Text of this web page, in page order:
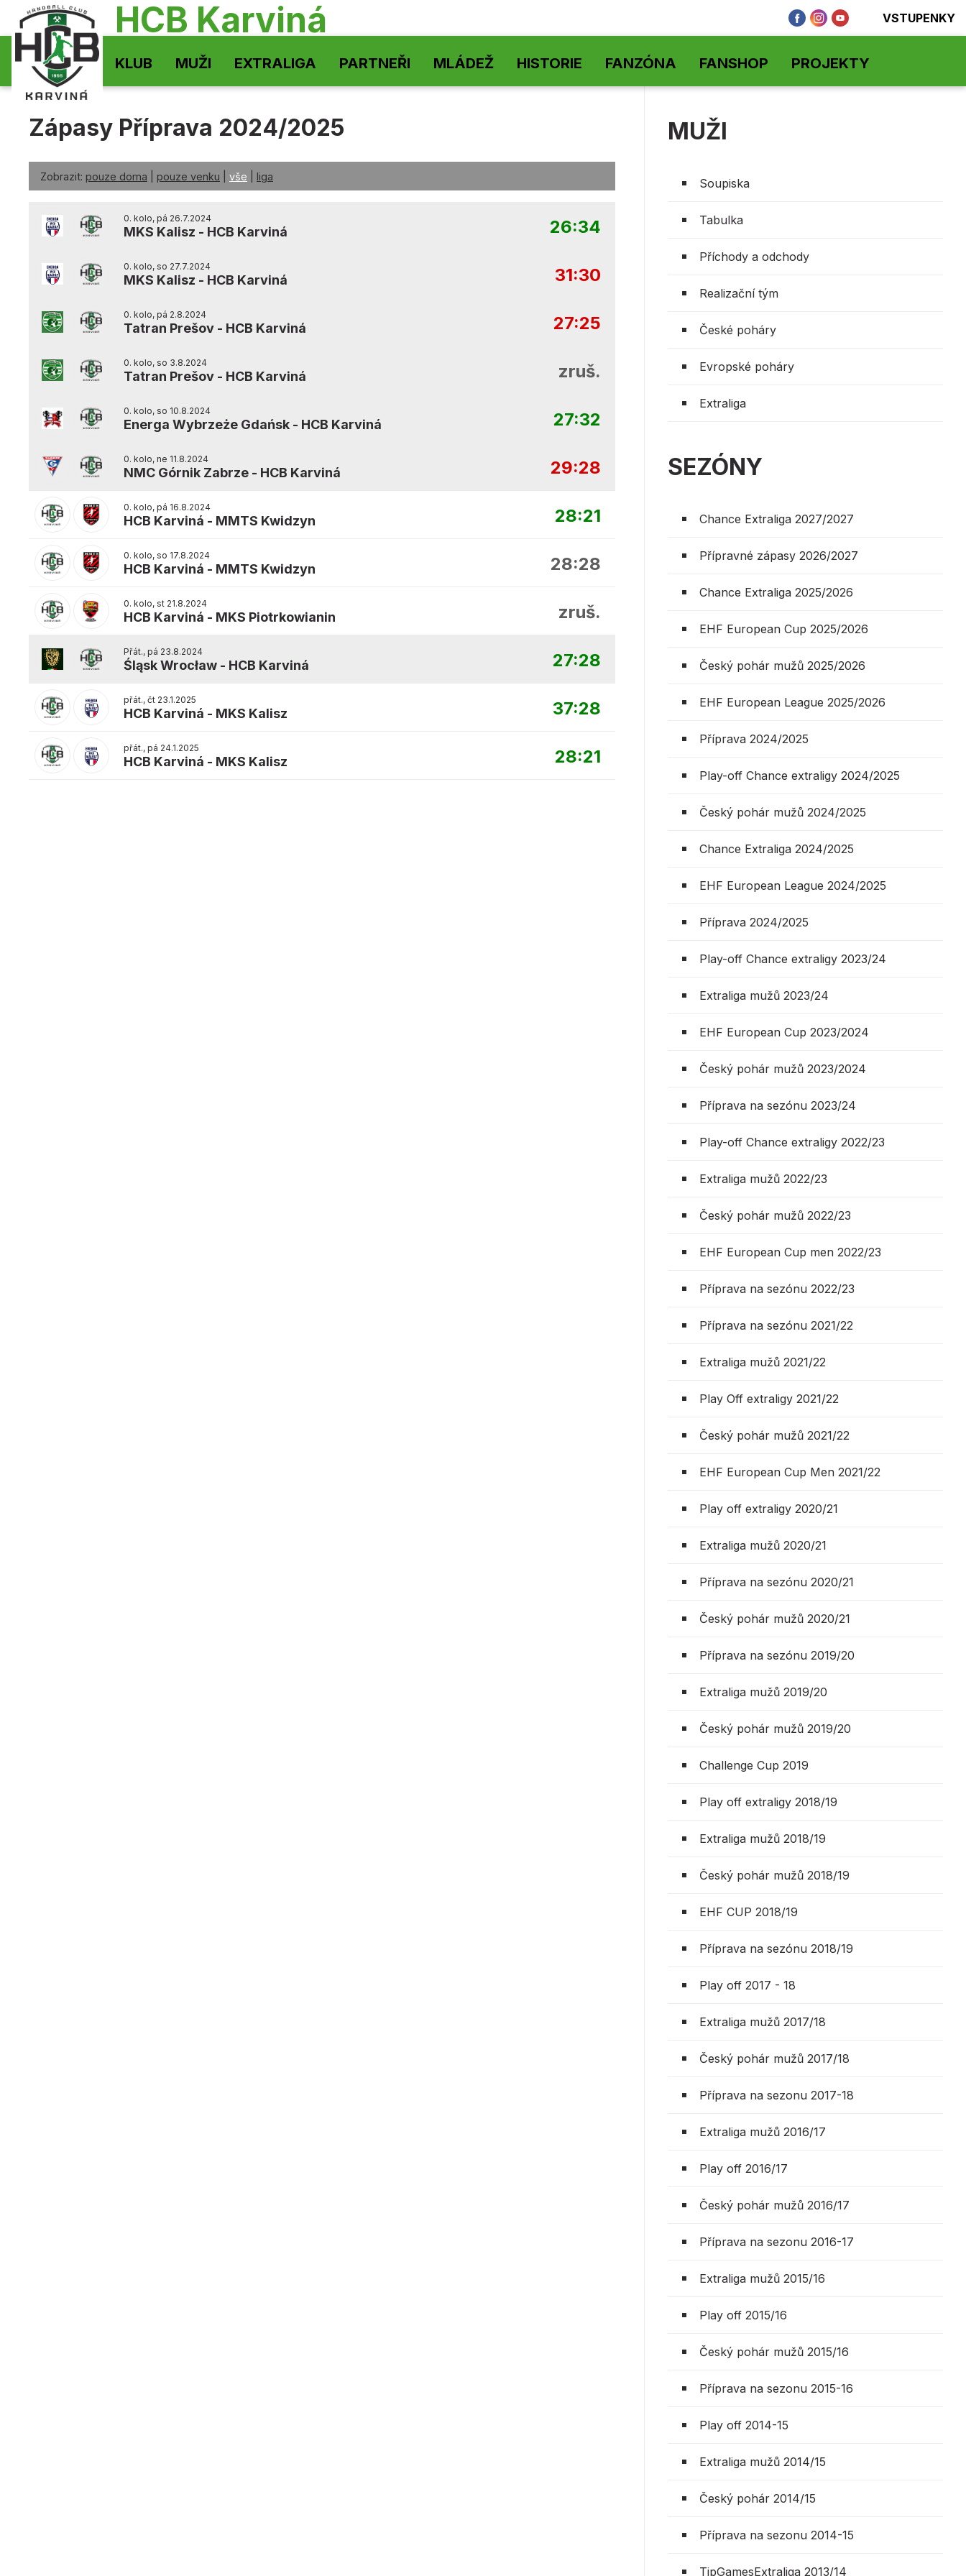
HCB Karviná VSTUPENKY
KLUB MUŽI EXTRALIGA PARTNEŘI MLÁDEŽ HISTORIE FANZÓNA FANSHOP PROJEKTY
Zápasy Příprava 2024/2025
Zobrazit: pouze doma pouze venku vše liga
0. kolo, pá 26.7.2024
MKS Kalisz - HCB Karviná 26:34
0. kolo, so 27.7.2024
MKS Kalisz - HCB Karviná 31:30
0. kolo, pá 2.8.2024
Tatran Prešov - HCB Karviná 27:25
0. kolo, so 3.8.2024
Tatran Prešov - HCB Karviná zruš.
0. kolo, so 10.8.2024
Energa Wybrzeże Gdańsk - HCB Karviná 27:32
0. kolo, ne 11.8.2024
NMC Górnik Zabrze - HCB Karviná 29:28
0. kolo, pá 16.8.2024
HCB Karviná - MMTS Kwidzyn 28:21
0. kolo, so 17.8.2024
HCB Karviná - MMTS Kwidzyn 28:28
0. kolo, st 21.8.2024
HCB Karviná - MKS Piotrkowianin zruš.
Přát., pá 23.8.2024
Śląsk Wrocław - HCB Karviná 27:28
přát., čt 23.1.2025
HCB Karviná - MKS Kalisz 37:28
přát., pá 24.1.2025
HCB Karviná - MKS Kalisz 28:21
MUŽI
Soupiska
Tabulka
Příchody a odchody
Realizační tým
České poháry
Evropské poháry
Extraliga
SEZÓNY
Chance Extraliga 2027/2027
Přípravné zápasy 2026/2027
Chance Extraliga 2025/2026
EHF European Cup 2025/2026
Český pohár mužů 2025/2026
EHF European League 2025/2026
Příprava 2024/2025
Play-off Chance extraligy 2024/2025
Český pohár mužů 2024/2025
Chance Extraliga 2024/2025
EHF European League 2024/2025
Příprava 2024/2025
Play-off Chance extraligy 2023/24
Extraliga mužů 2023/24
EHF European Cup 2023/2024
Český pohár mužů 2023/2024
Příprava na sezónu 2023/24
Play-off Chance extraligy 2022/23
Extraliga mužů 2022/23
Český pohár mužů 2022/23
EHF European Cup men 2022/23
Příprava na sezónu 2022/23
Příprava na sezónu 2021/22
Extraliga mužů 2021/22
Play Off extraligy 2021/22
Český pohár mužů 2021/22
EHF European Cup Men 2021/22
Play off extraligy 2020/21
Extraliga mužů 2020/21
Příprava na sezónu 2020/21
Český pohár mužů 2020/21
Příprava na sezónu 2019/20
Extraliga mužů 2019/20
Český pohár mužů 2019/20
Challenge Cup 2019
Play off extraligy 2018/19
Extraliga mužů 2018/19
Český pohár mužů 2018/19
EHF CUP 2018/19
Příprava na sezónu 2018/19
Play off 2017 - 18
Extraliga mužů 2017/18
Český pohár mužů 2017/18
Příprava na sezonu 2017-18
Extraliga mužů 2016/17
Play off 2016/17
Český pohár mužů 2016/17
Příprava na sezonu 2016-17
Extraliga mužů 2015/16
Play off 2015/16
Český pohár mužů 2015/16
Příprava na sezonu 2015-16
Play off 2014-15
Extraliga mužů 2014/15
Český pohár 2014/15
Příprava na sezonu 2014-15
TipGamesExtraliga 2013/14